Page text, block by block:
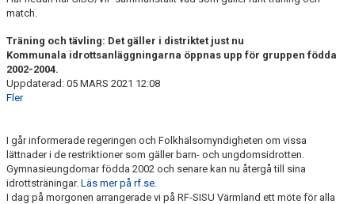
FRISPARKEN
BLI MEDLEM
MATCHER
FÖRENINGSDOKUMENT_GAMLA
SPONSORER
match.
Träning och tävling: Det gäller i distriktet just nu
Kommunala idrottsanläggningarna öppnas upp för gruppen födda
2002-2004.
Uppdaterad: 05 MARS 2021 12:08
Fler
I går informerade regeringen och Folkhälsomyndigheten om vissa
lättnader i de restriktioner som gäller barn- och ungdomsidrotten.
Gymnasieungdomar födda 2002 och senare kan nu återgå till sina
idrottsträningar. Läs mer på rf.se.
I dag på morgonen arrangerade vi på RF-SISU Värmland ett möte för alla